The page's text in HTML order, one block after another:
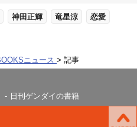
神田正輝 竜星涼 恋愛
ニュース 記事
日刊ゲンダイの書籍